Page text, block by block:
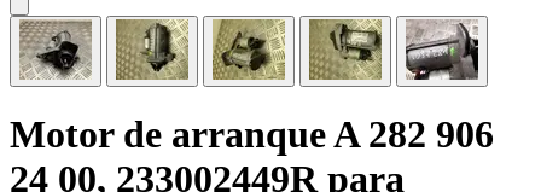
Motor de arranque A 282 906
24 00, 233002449R para